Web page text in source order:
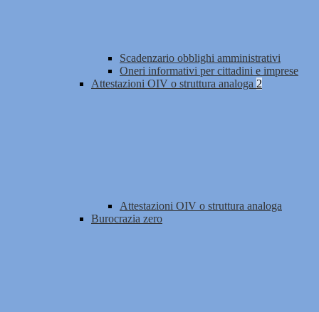
Scadenzario obblighi amministrativi
Oneri informativi per cittadini e imprese
Attestazioni OIV o struttura analoga 2
Attestazioni OIV o struttura analoga
Burocrazia zero